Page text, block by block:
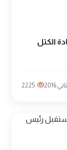
الكتل
2225